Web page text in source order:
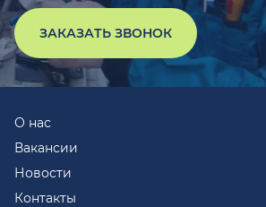
ЗАКАЗАТЬ ЗВОНОК
О нас
Вакансии
Новости
Контакты